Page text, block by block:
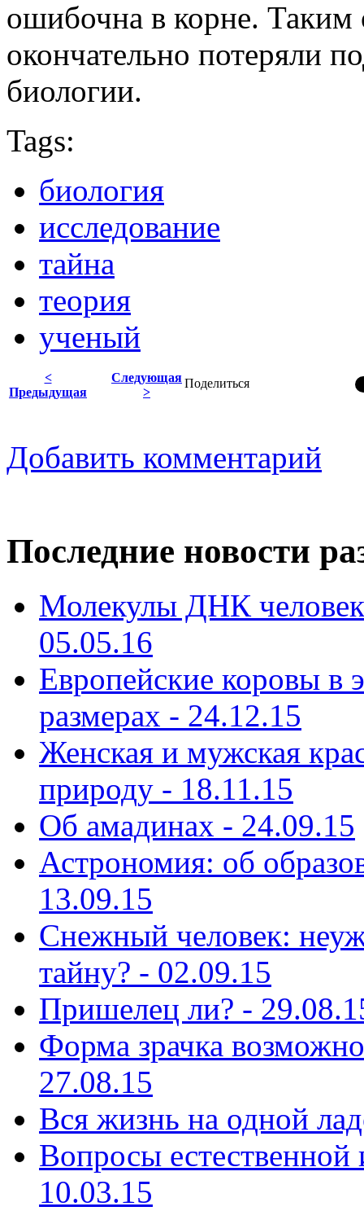
ошибочна в корне.
окончательно потеряли
биологии.
Tags:
биология
исследование
тайна
теория
ученый
Поделиться
<
Предыдущая
Следующая
>
Добавить комментарий
Последние новости
Молекулы ДНК
05.05.16
Европейские коровы в
размерах - 24.12.15
Женская и мужская
природу - 18.11.15
Об амадинах - 24.09.15
Астрономия: об
13.09.15
Снежный человек:
тайну? - 02.09.15
Пришелец ли? -
Форма зрачка
27.08.15
Вся жизнь на одной
Вопросы естественной
10.03.15